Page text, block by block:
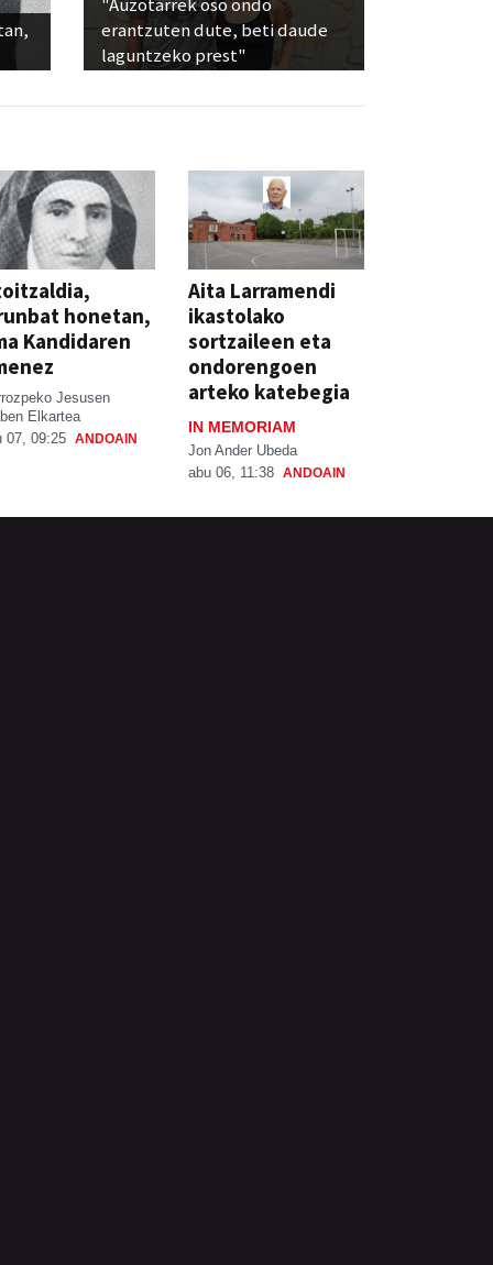
erantzuten dute, beti daude
laguntzeko prest"
honetan,
Kandidaren
Jesusen
Elkartea
07, 09:25 ANDOAIN
Aita Larramendi
ikastolako
sortzaileen eta
ondorengoen
arteko katebegia
IN MEMORIAM
Jon Ander Ubeda
abu 06, 11:38 ANDOAIN